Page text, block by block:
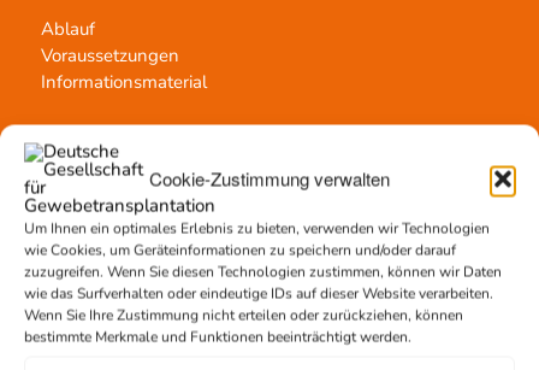
Cookie-Zustimmung verwalten
Um Ihnen ein optimales Erlebnis zu bieten, verwenden wir Technologien
wie Cookies, um Geräteinformationen zu speichern und/oder darauf
zuzugreifen. Wenn Sie diesen Technologien zustimmen, können wir Daten
wie das Surfverhalten oder eindeutige IDs auf dieser Website verarbeiten.
Wenn Sie Ihre Zustimmung nicht erteilen oder zurückziehen, können
bestimmte Merkmale und Funktionen beeinträchtigt werden.
Ablauf
Voraussetzungen
Informationsmaterial
Kontakt
Team Hannover
Spendestandorte
Vermittlungsstelle